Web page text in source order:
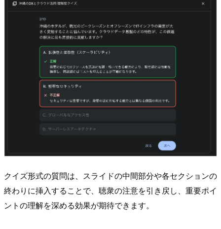
クイズ形式の質問は、スライドの中間部分や各セクションの
終わりに挿入することで、聴衆の注意を引き戻し、重要ポイ
ントの理解を深める効果が期待できます。